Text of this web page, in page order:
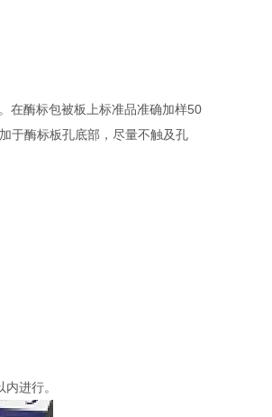
在酶标包被板上标准品准确加样50
于酶标板孔底部，尽量不触及孔
进行。